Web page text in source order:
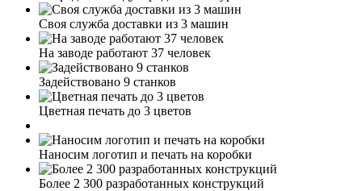
Своя служба доставки из 3 машин
На заводе работают 37 человек
Задействовано 9 станков
Цветная печать до 3 цветов
Наносим логотип и печать на коробки
Более 2 300 разработанных конструкций